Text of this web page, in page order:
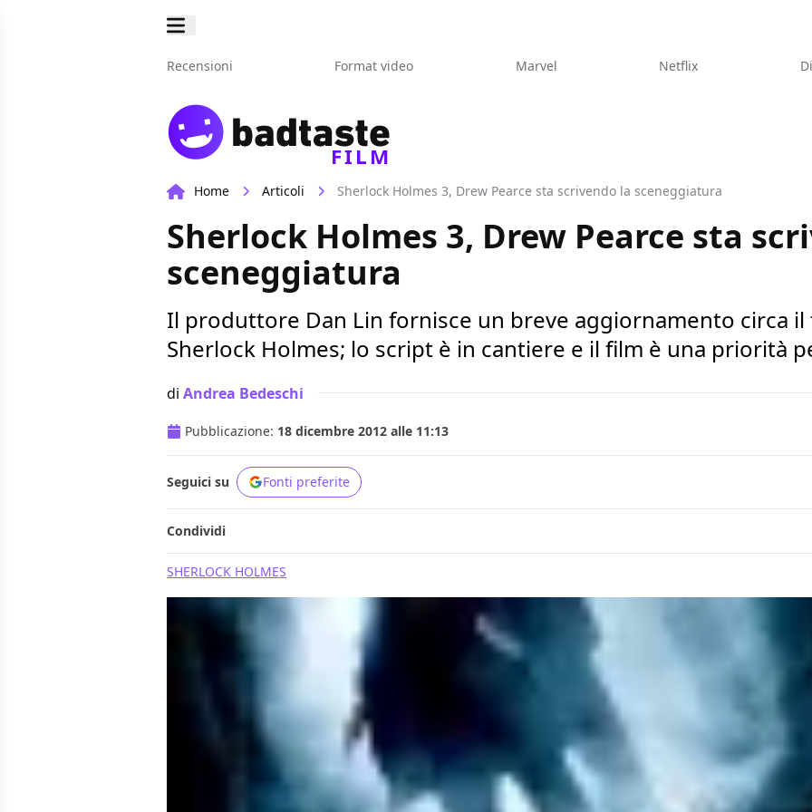
Recensioni Format video Marvel Netflix
FILM
Home Articoli Sherlock Holmes 3, Drew Pearce sta scrivendo la sceneggiatura
Sherlock Holmes 3, Drew Pearce sta
sceneggiatura
Il produttore Dan Lin fornisce un breve aggiornamento circa
Sherlock Holmes; lo script è in cantiere e il film è una priorità
di Andrea Bedeschi
Pubblicazione: 18 dicembre 2012 alle 11:13
Seguici su Fonti preferite
Condividi
SHERLOCK HOLMES